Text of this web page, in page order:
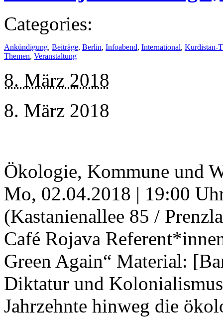
Categories:
Ankündigung, Beiträge, Berlin, Infoabend, International, Kurdistan-
Themen, Veranstaltung
8. März 2018
8. März 2018
Ökologie, Kommune und
Mo, 02.04.2018 | 19:00
(Kastanienallee 85 /
Café Rojava
Green Again“ Material:
Diktatur und
Jahrzehnte hinweg die